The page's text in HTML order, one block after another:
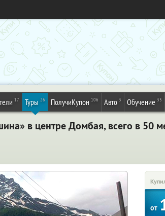
17 Туры 26 ПолучиКупон 106 Авто 3 Обучение 33
в центре Домбая, всего в 50
от